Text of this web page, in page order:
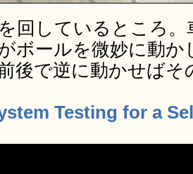
回しているところ
ボールを微妙に動
後で逆に動かせば
Testing for a